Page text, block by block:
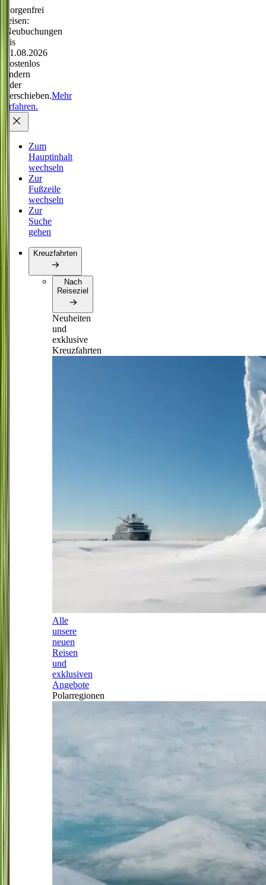
Sorgenfrei
reisen:
Neubuchungen
bis
31.08.2026
kostenlos
ändern
oder
verschieben.Mehr
erfahren.
Zum
Hauptinhalt
wechseln
Zur
Fußzeile
wechseln
Zur
Suche
gehen
Kreuzfahrten
Nach
Reiseziel
Neuheiten
und
exklusive
Kreuzfahrten
Alle
unsere
neuen
Reisen
und
exklusiven
Angebote
Polarregionen